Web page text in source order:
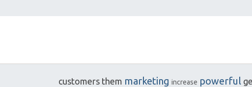
customers them marketing increase powerful